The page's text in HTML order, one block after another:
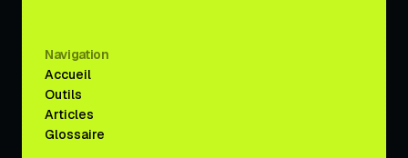
Navigation
Accueil
Outils
Articles
Glossaire